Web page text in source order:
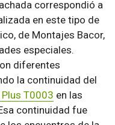
correspondió a
en este tipo de
de Montajes Bacor,
especiales.
diferentes
la continuidad del
T0003 en las
continuidad fue